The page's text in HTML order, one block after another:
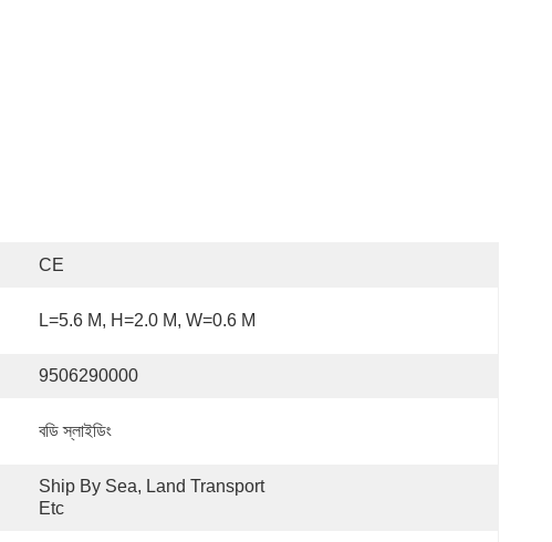
CE
L=5.6 M, H=2.0 M, W=0.6 M
9506290000
বডি স্লাইডিং
Ship By Sea, Land Transport
Etc